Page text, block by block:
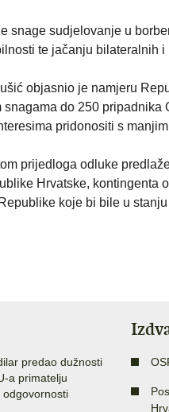
snage sudjelovanje u
te jačanju bilateralnih
objasnio je namjeru
do 250 pripadnika
pridonositi s
prijedloga odluke
Hrvatske, kontingenta
koje bi bile u
predao dužnosti
a primatelju
odgovornosti